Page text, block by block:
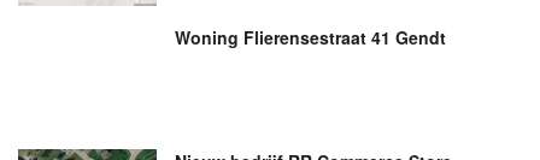
Woning Flierensestraat 41 Gendt